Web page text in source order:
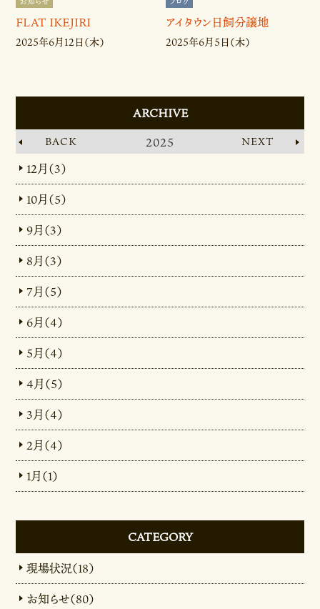
FLAT IKEJIRI
2025年6月12日（木）
アイタウン日飼分譲地
2025年6月5日（木）
ARCHIVE
BACK 2025 NEXT
12月（3）
10月（5）
9月（3）
8月（3）
7月（5）
6月（4）
5月（4）
4月（5）
3月（4）
2月（4）
1月（1）
CATEGORY
現場状況（18）
お知らせ（80）